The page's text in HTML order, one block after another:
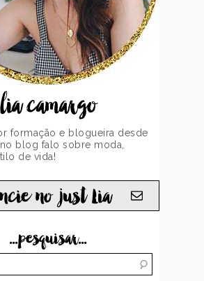
lia camargo
formação e blogueira desde
blog falo sobre moda,
de vida!
no just Lia
...pesquisar...